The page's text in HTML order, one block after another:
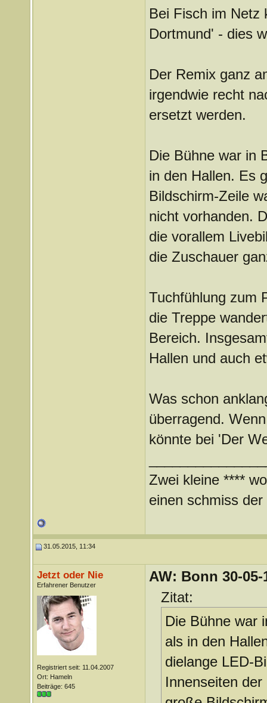
Bei Fisch im Netz
Dortmund' - dies
Der Remix ganz
irgendwie recht
ersetzt werden.
Die Bühne war in
in den Hallen. Es
Bildschirm-Zeile
nicht vorhanden.
die vorallem
die Zuschauer
Tuchfühlung zum
die Treppe
Bereich.
Hallen und auch
Was schon
überragend.
könnte bei 'Der
Zwei kleine ****
einen schmiss
31.05.2015, 11:34
Jetzt oder Nie
Erfahrener Benutzer
Registriert seit: 11.04.2007
Ort: Hameln
Beiträge: 645
AW: Bonn 30-
Zitat:
Die Bühne war
als in den
dielange LED-
Innenseiten